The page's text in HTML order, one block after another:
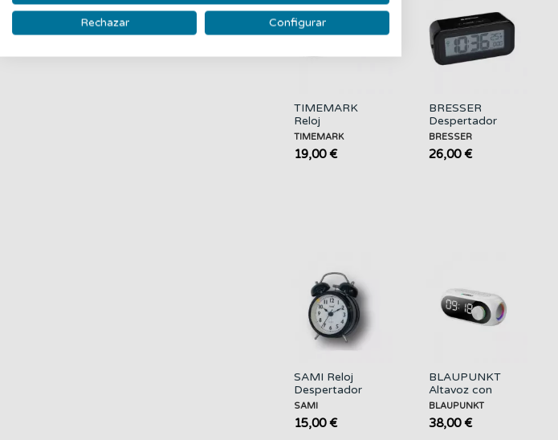
TIMEMARK
Reloj
Despertador
Digital Cl-siesta
TIMEMARK
19,00 €
BRESSER
Despertador
Mytime Amber
Negro
BRESSER
26,00 €
SAMI Reloj
Despertador
Analogico con
Campana
Cromado S-
SAMI
15,00 €
BLAUPUNKT
Altavoz con
Reloj Fm
BLP2250-133
Blanco
BLAUPUNKT
38,00 €
Rechazar Configurar